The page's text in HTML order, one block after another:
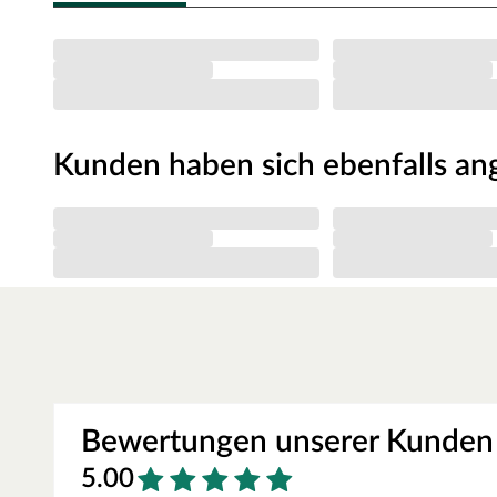
Pflegehinweis
Für eine lange Lebensdauer empfehlen wir jedoch, das
mit einem neuen Holzschutzanstrich zu versehen.
Aufbauhinweis
Spieltürme sind starken Kräften ausgesetzt und müssen
gesichert werden, damit spielende Kinder sich nicht
Hersteller auf kesseldruckimprägniertes Holz als Träger
Lenkrad aus hochwertigem Kunststoff runden das
Kunden haben sich ebenfalls
Bewertungen unserer Kunden
5.00